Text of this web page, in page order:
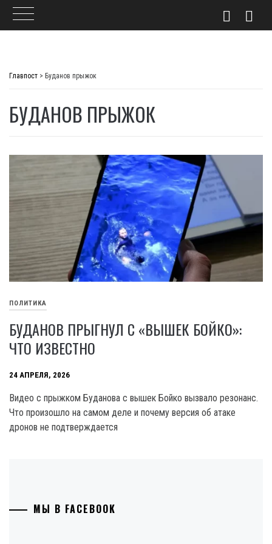
Главпост > Буданов прыжок
БУДАНОВ ПРЫЖОК
ПОЛИТИКА
БУДАНОВ ПРЫГНУЛ С «ВЫШЕК БОЙКО»:
ЧТО ИЗВЕСТНО
24 АПРЕЛЯ, 2026
Видео с прыжком Буданова с вышек Бойко вызвало резонанс.
Что произошло на самом деле и почему версия об атаке
дронов не подтверждается
МЫ В FACEBOOK